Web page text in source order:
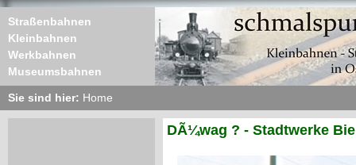
Straßenbahnen
Kleinbahnen
Werkbahnen
Museumsbahnen
Sie sind hier: Home
DÃ¼wag ? - Stadtwerke